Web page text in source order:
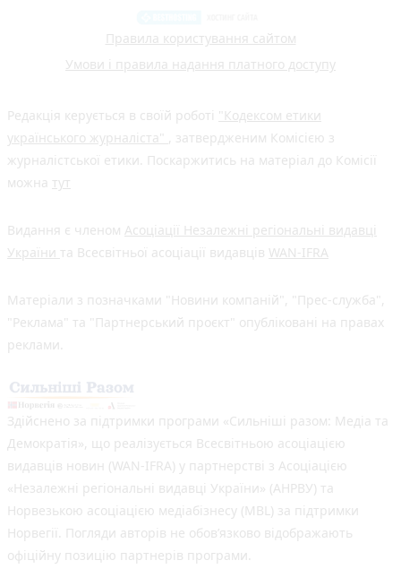
Правила користування сайтом
Умови і правила надання платного доступу
Редакція керується в своїй роботі "Кодексом етики
українського журналіста" , затвердженим Комісією з
журналістської етики. Поскаржитись на матеріал до Комісії
можна тут
Видання є членом Асоціації Незалежні регіональні видавці
України та Всесвітньої асоціації видавців WAN-IFRA
Матеріали з позначками "Новини компаній", "Прес-служба",
"Реклама" та "Партнерський проєкт" опубліковані на правах
реклами.
Здійснено за підтримки програми «Сильніші разом: Медіа та
Демократія», що реалізується Всесвітньою асоціацією
видавців новин (WAN-IFRA) у партнерстві з Асоціацією
«Незалежні регіональні видавці України» (АНРВУ) та
Норвезькою асоціацією медіабізнесу (MBL) за підтримки
Норвегії. Погляди авторів не обов’язково відображають
офіційну позицію партнерів програми.